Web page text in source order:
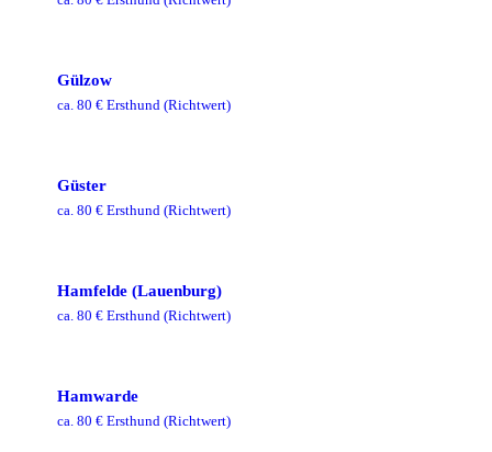
Gülzow
ca. 80 € Ersthund (Richtwert)
Güster
ca. 80 € Ersthund (Richtwert)
Hamfelde (Lauenburg)
ca. 80 € Ersthund (Richtwert)
Hamwarde
ca. 80 € Ersthund (Richtwert)